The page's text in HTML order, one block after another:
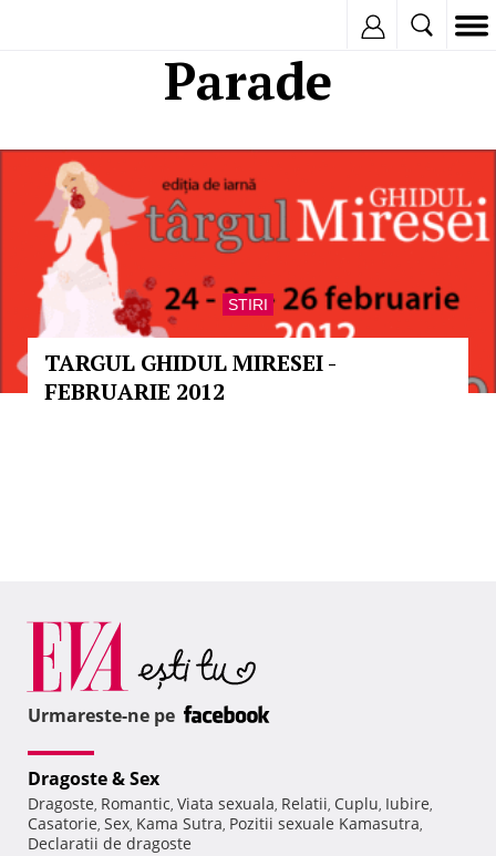
Parade
STIRI
TARGUL GHIDUL MIRESEI -
FEBRUARIE 2012
Urmareste-ne pe
Dragoste & Sex
Dragoste, Romantic, Viata sexuala, Relatii, Cuplu, Iubire,
Casatorie, Sex, Kama Sutra, Pozitii sexuale Kamasutra,
Declaratii de dragoste